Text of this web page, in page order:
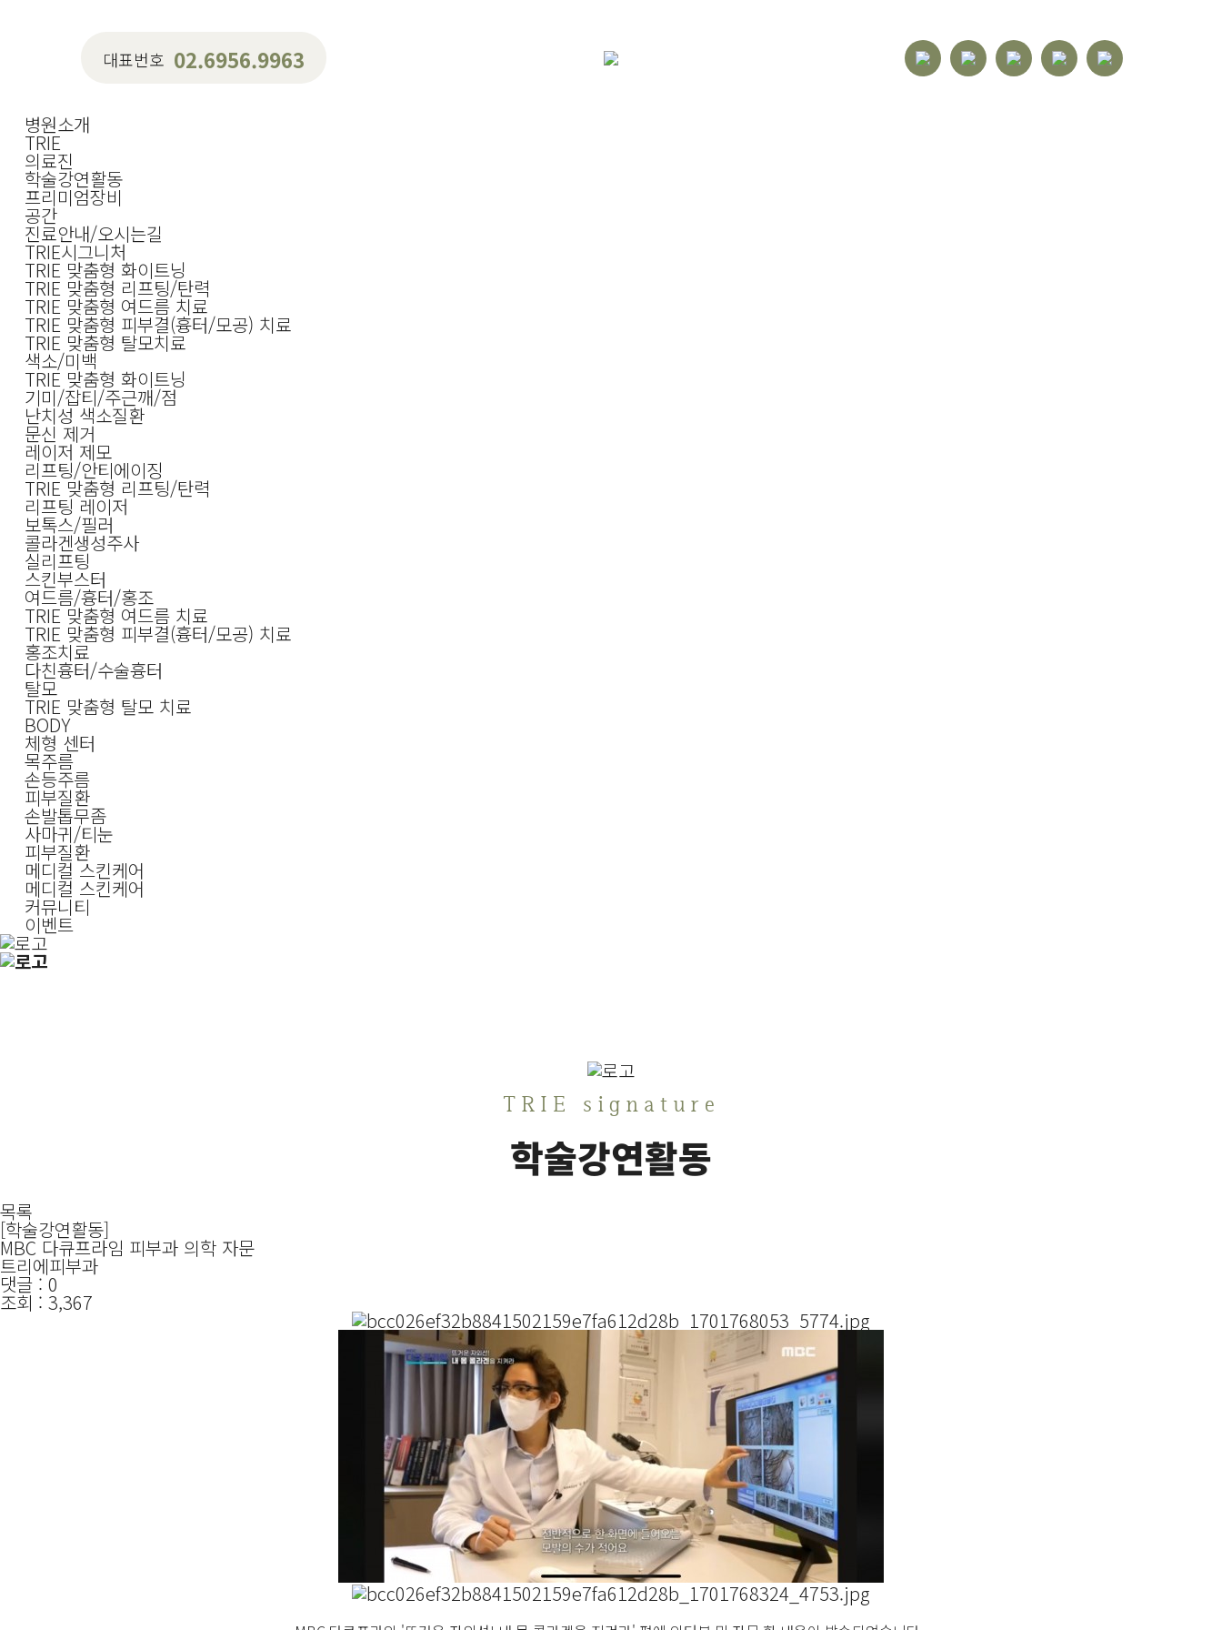
대표번호 02.6956.9963
병원소개
TRIE
의료진
학술강연활동
프리미엄장비
공간
진료안내/오시는길
TRIE시그니처
TRIE 맞춤형 화이트닝
TRIE 맞춤형 리프팅/탄력
TRIE 맞춤형 여드름 치료
TRIE 맞춤형 피부결(흉터/모공) 치료
TRIE 맞춤형 탈모치료
색소/미백
TRIE 맞춤형 화이트닝
기미/잡티/주근깨/점
난치성 색소질환
문신 제거
레이저 제모
리프팅/안티에이징
TRIE 맞춤형 리프팅/탄력
리프팅 레이저
보톡스/필러
콜라겐생성주사
실리프팅
스킨부스터
여드름/흉터/홍조
TRIE 맞춤형 여드름 치료
TRIE 맞춤형 피부결(흉터/모공) 치료
홍조치료
다친흉터/수술흉터
탈모
TRIE 맞춤형 탈모 치료
BODY
체형 센터
목주름
손등주름
피부질환
손발톱무좀
사마귀/티눈
피부질환
메디컬 스킨케어
메디컬 스킨케어
커뮤니티
이벤트
TRIE signature
학술강연활동
목록
[학술강연활동]
MBC 다큐프라임 피부과 의학 자문
트리에피부과
댓글 : 0
조회 : 3,367